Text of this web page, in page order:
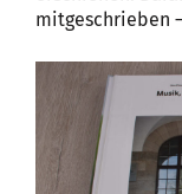
mitgeschrieben